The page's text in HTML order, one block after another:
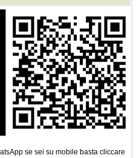
se sei su mobile basta cliccare